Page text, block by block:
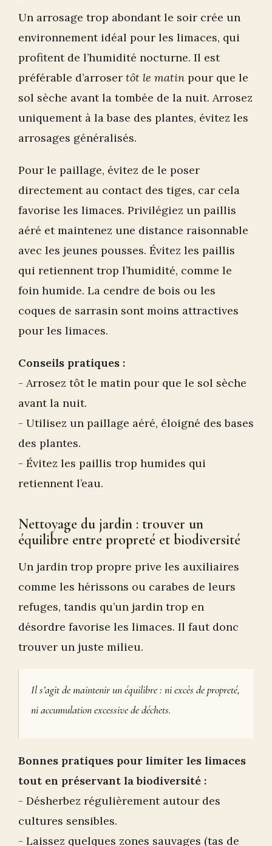
Un arrosage trop abondant le soir crée un
environnement idéal pour les limaces, qui
profitent de l’humidité nocturne. Il est
préférable d’arroser tôt le matin pour que le
sol sèche avant la tombée de la nuit. Arrosez
uniquement à la base des plantes, évitez les
arrosages généralisés.
Pour le paillage, évitez de le poser
directement au contact des tiges, car cela
favorise les limaces. Privilégiez un paillis
aéré et maintenez une distance raisonnable
avec les jeunes pousses. Évitez les paillis
qui retiennent trop l’humidité, comme le
foin humide. La cendre de bois ou les
coques de sarrasin sont moins attractives
pour les limaces.
Conseils pratiques :
- Arrosez tôt le matin pour que le sol sèche
avant la nuit.
- Utilisez un paillage aéré, éloigné des bases
des plantes.
- Évitez les paillis trop humides qui
retiennent l’eau.
Nettoyage du jardin : trouver un
équilibre entre propreté et biodiversité
Un jardin trop propre prive les auxiliaires
comme les hérissons ou carabes de leurs
refuges, tandis qu’un jardin trop en
désordre favorise les limaces. Il faut donc
trouver un juste milieu.
Il s’agit de maintenir un équilibre : ni excès de propreté,
ni accumulation excessive de déchets.
Bonnes pratiques pour limiter les limaces
tout en préservant la biodiversité :
- Désherbez régulièrement autour des
cultures sensibles.
- Laissez quelques zones sauvages (tas de